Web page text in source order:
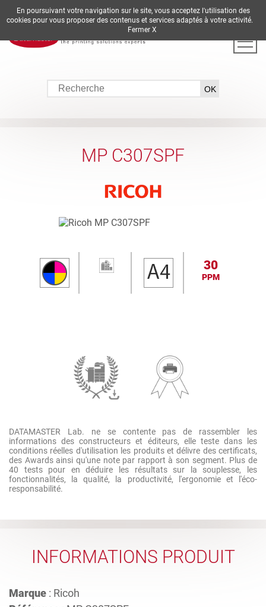
DE EN ES FR IT
MP C307SPF
30
PPM
DATAMASTER Lab. ne se contente pas de rassembler les
informations des constructeurs et éditeurs, elle teste dans les
conditions réelles d'utilisation les produits et délivre des certificats,
des Awards ainsi qu'une note par rapport à son segment. Plus de
40 tests pour en déduire les résultats sur la souplesse, les
fonctionnalités, la qualité, la productivité, l'ergonomie et l'éco-
responsabilité.
INFORMATIONS PRODUIT
Marque : Ricoh
En poursuivant votre navigation sur le site, vous acceptez l'utilisation des
cookies pour vous proposer des contenus et services adaptés à votre activité.
Fermer X